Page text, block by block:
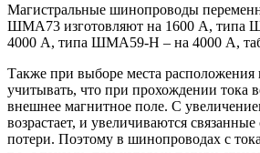
Магистральные шинопроводы
ШMA73 изготовляют на 1600 А, типа
4000 А, типа ШМА59-Н – на 4000 А,
Также при выборе места расположения
учитывать, что при прохождении тока
внешнее магнитное поле. С
возрастает, и увеличиваются
потери. Поэтому в шинопроводах с